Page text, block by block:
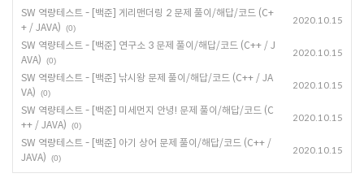
SW 역량테스트 - [백준] 게리맨더링 2 문제 풀이/해답/코드 (C+
+ / JAVA)
(0)
2020.10.15
SW 역량테스트 - [백준] 연구소 3 문제 풀이/해답/코드 (C++ / J
AVA)
(0)
2020.10.15
SW 역량테스트 - [백준] 낚시왕 문제 풀이/해답/코드 (C++ / JA
VA)
(0)
2020.10.15
SW 역량테스트 - [백준] 미세먼지 안녕! 문제 풀이/해답/코드 (C
++ / JAVA)
(0)
2020.10.15
SW 역량테스트 - [백준] 아기 상어 문제 풀이/해답/코드 (C++ /
JAVA)
(0)
2020.10.15